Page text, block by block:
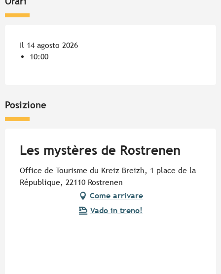
Il 14 agosto 2026
10:00
Posizione
Les mystères de Rostrenen
Office de Tourisme du Kreiz Breizh, 1 place de la
République, 22110 Rostrenen
Come arrivare
Vado in treno!